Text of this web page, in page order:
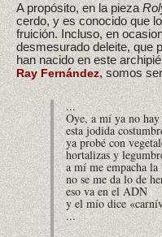
A propósito, en la pieza
cerdo, y es conocido que
fruición. Incluso, en
desmesurado deleite, que
han nacido en este
Ray Fernández, somos
...
Oye, a mí ya no
esta jodida
ya probé con
hortalizas y
a mí me empacha la
no se me da lo de
eso va en el ADN
y el mío dice
...